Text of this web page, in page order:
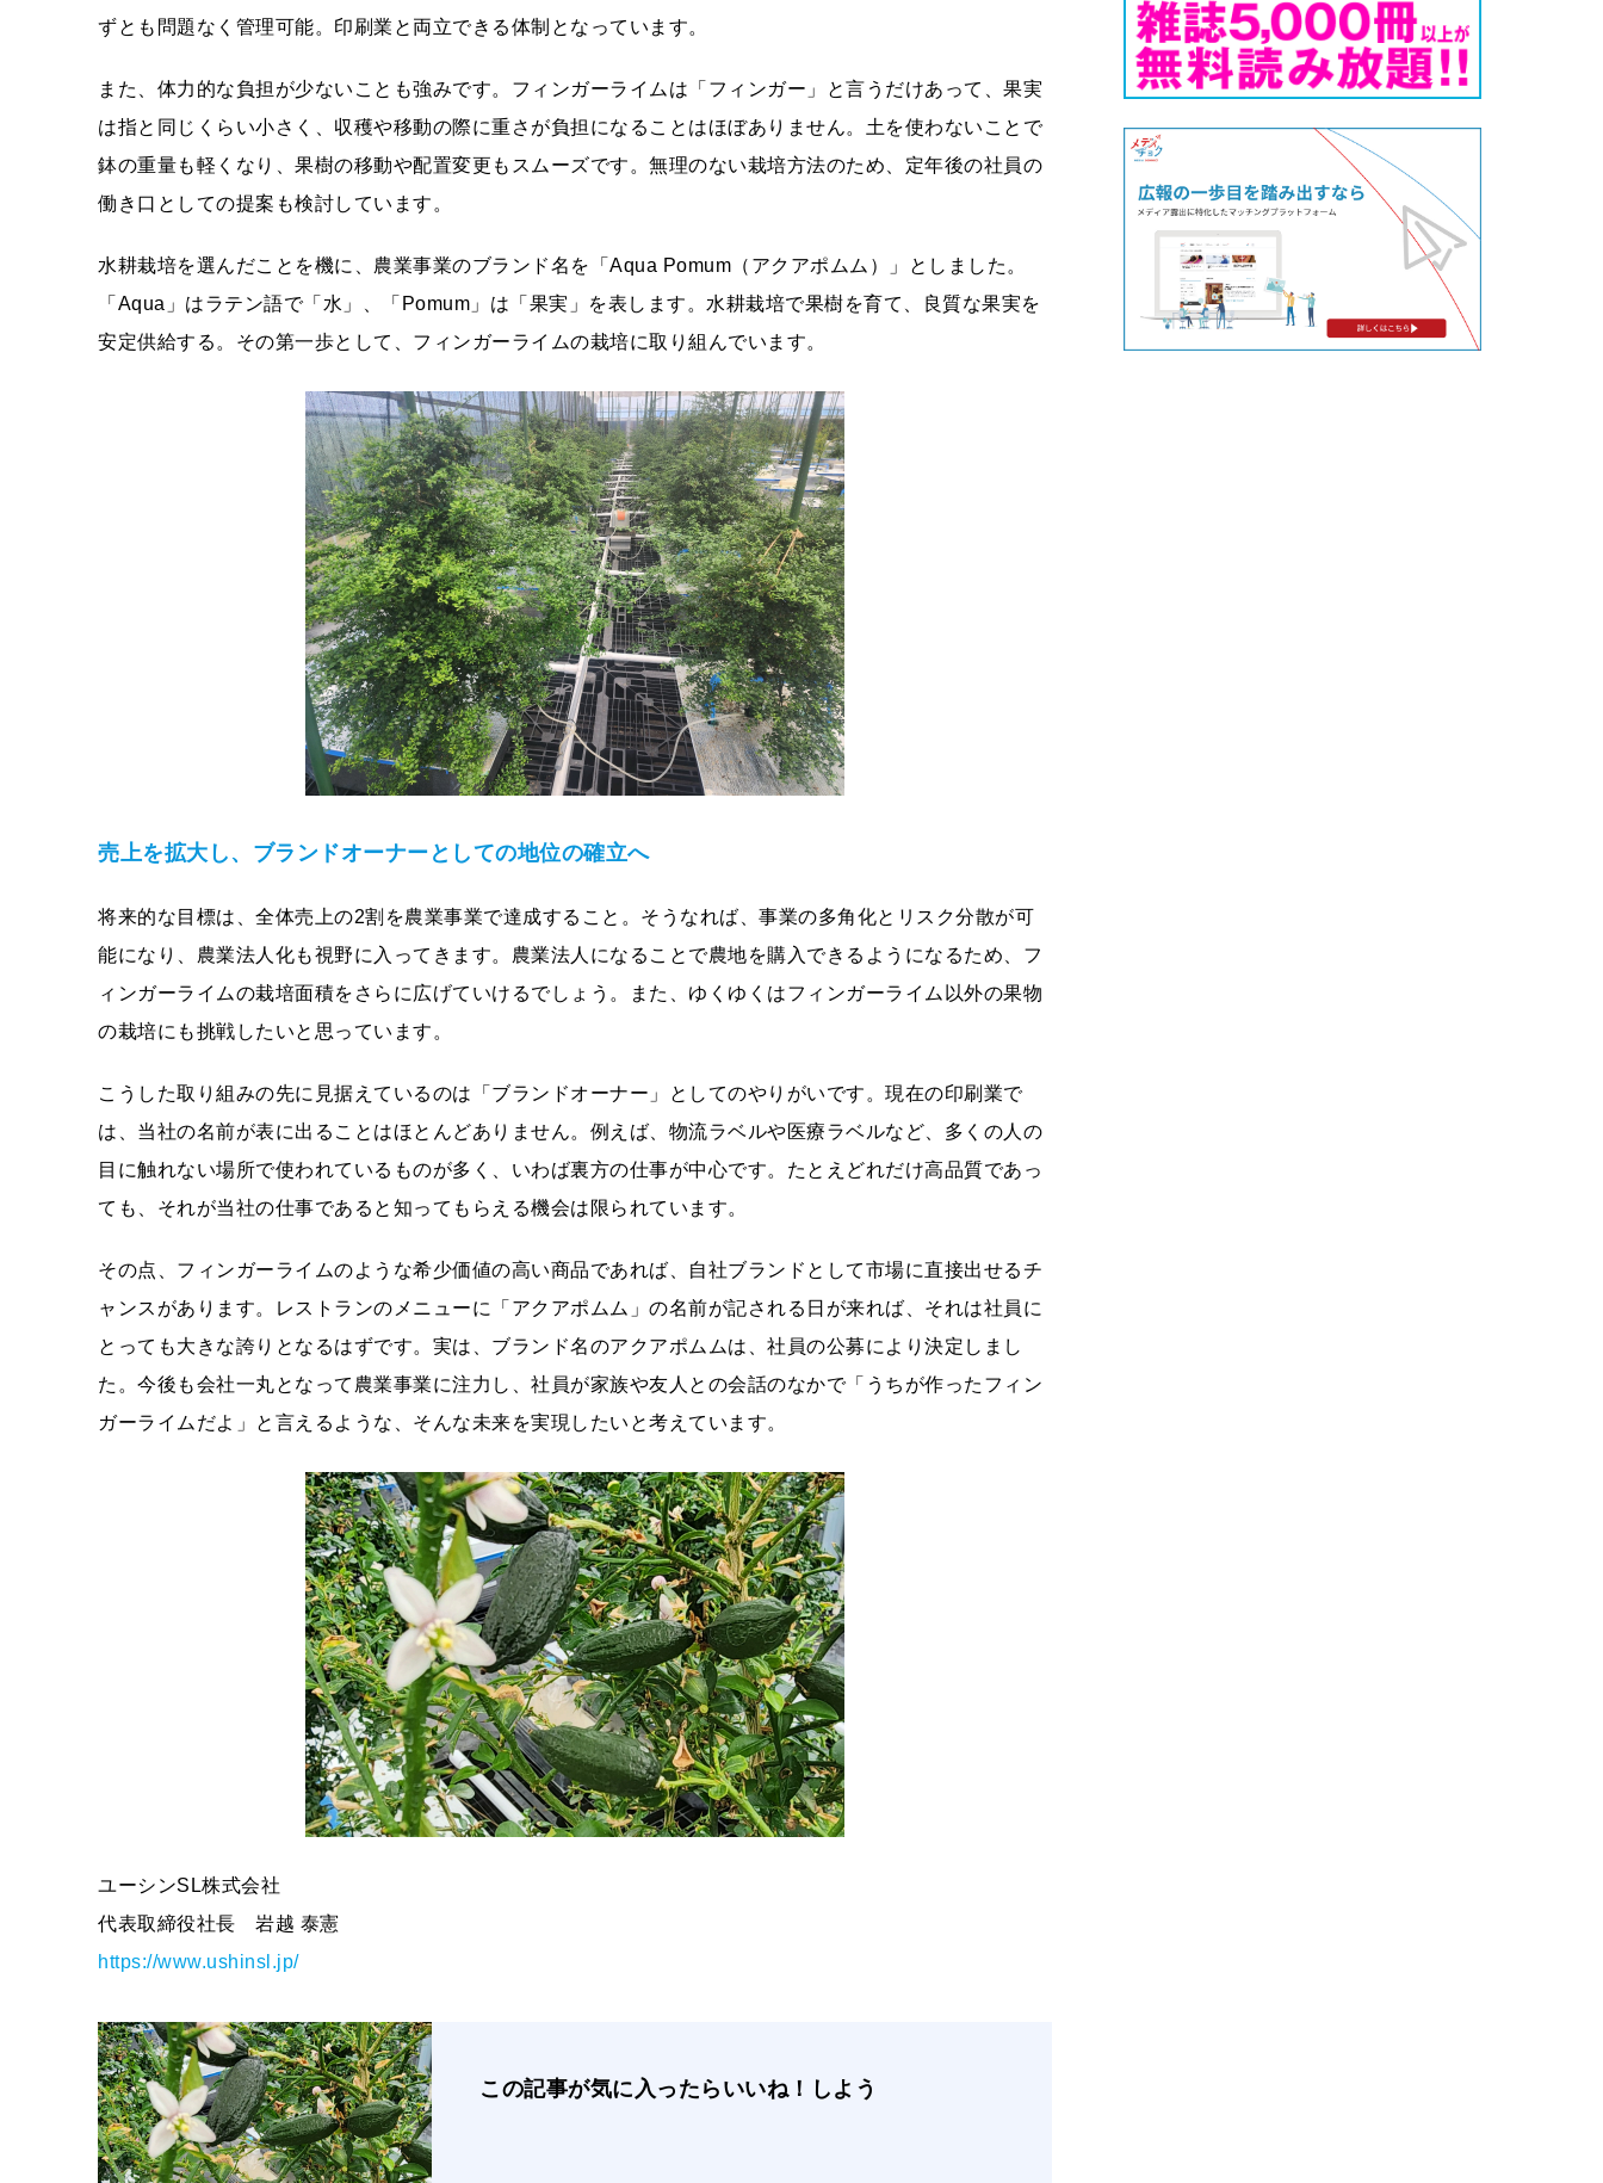
ずとも問題なく管理可能。印刷業と両立できる体制となっています。
また、体力的な負担が少ないことも強みです。フィンガーライムは「フィンガー」と言うだけあって、果実
は指と同じくらい小さく、収穫や移動の際に重さが負担になることはほぼありません。土を使わないことで
鉢の重量も軽くなり、果樹の移動や配置変更もスムーズです。無理のない栽培方法のため、定年後の社員の
働き口としての提案も検討しています。
水耕栽培を選んだことを機に、農業事業のブランド名を「Aqua Pomum（アクアポムム）」としました。
「Aqua」はラテン語で「水」、「Pomum」は「果実」を表します。水耕栽培で果樹を育て、良質な果実を
安定供給する。その第一歩として、フィンガーライムの栽培に取り組んでいます。
売上を拡⼤し、ブランドオーナーとしての地位の確⽴へ
将来的な目標は、全体売上の2割を農業事業で達成すること。そうなれば、事業の多角化とリスク分散が可
能になり、農業法人化も視野に入ってきます。農業法人になることで農地を購入できるようになるため、フ
ィンガーライムの栽培面積をさらに広げていけるでしょう。また、ゆくゆくはフィンガーライム以外の果物
の栽培にも挑戦したいと思っています。
こうした取り組みの先に見据えているのは「ブランドオーナー」としてのやりがいです。現在の印刷業で
は、当社の名前が表に出ることはほとんどありません。例えば、物流ラベルや医療ラベルなど、多くの人の
目に触れない場所で使われているものが多く、いわば裏方の仕事が中心です。たとえどれだけ高品質であっ
ても、それが当社の仕事であると知ってもらえる機会は限られています。
その点、フィンガーライムのような希少価値の高い商品であれば、自社ブランドとして市場に直接出せるチ
ャンスがあります。レストランのメニューに「アクアポムム」の名前が記される日が来れば、それは社員に
とっても大きな誇りとなるはずです。実は、ブランド名のアクアポムムは、社員の公募により決定しまし
た。今後も会社一丸となって農業事業に注力し、社員が家族や友人との会話のなかで「うちが作ったフィン
ガーライムだよ」と言えるような、そんな未来を実現したいと考えています。
ユーシンSL株式会社
代表取締役社長 岩越 泰憲
https://www.ushinsl.jp/
この記事が気に入ったらいいね！しよう